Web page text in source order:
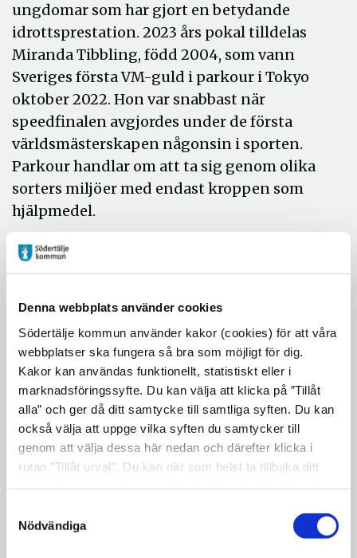
Denna webbplats använder cookies
Södertälje kommun använder kakor (cookies) för att våra
webbplatser ska fungera så bra som möjligt för dig.
Kakor kan användas funktionellt, statistiskt eller i
marknadsföringssyfte. Du kan välja att klicka på ”Tillåt
alla” och ger då ditt samtycke till samtliga syften. Du kan
också välja att uppge vilka syften du samtycker till
genom att välja dessa här nedan och därefter klicka i
rutan ”Tillåt urval”. Du kan när som helst ta tillbaka ditt
"Visa detaljer" kan du läsa om hur kakorna används och
hur vi och våra leverantörer inhämtar och behandlar
Nödvändiga
ungdomar som har gjort en betydande
idrottsprestation. 2023 års pokal tilldelas
Miranda Tibbling, född 2004, som vann
Sveriges första VM-guld i parkour i Tokyo
oktober 2022. Hon var snabbast när
speedfinalen avgjordes under de första
världsmästerskapen någonsin i sporten.
Parkour handlar om att ta sig genom olika
sorters miljöer med endast kroppen som
hjälpmedel.
– Mitt mål är att inspirera andra att utöva
parkour och att sporten sprids i Sverige. Jag
utmärkelsen, det är så roligt, säger Miranda
Tibbling.
Hon får utmärkelsen med motiveringen:
Miranda Tibbling, då 18 år, tog ett historiskt
guld i parkour-VM 2022 som arrangerades
för första gången. I en tuff sport tillhör
Järnatjejen Miranda yttersta världseliten.
– Det är alltid roligt att dela ut